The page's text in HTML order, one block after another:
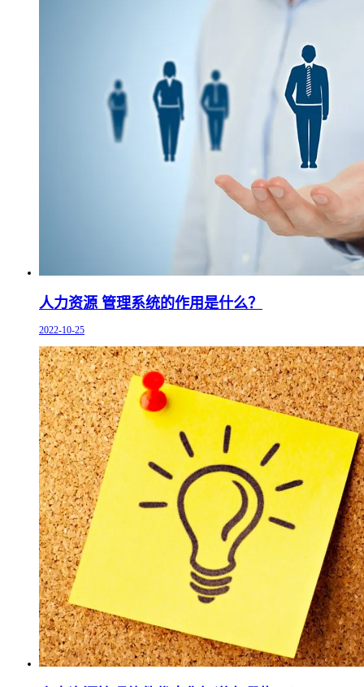
人力资源 管理系统的作用是什么？
2022-10-25